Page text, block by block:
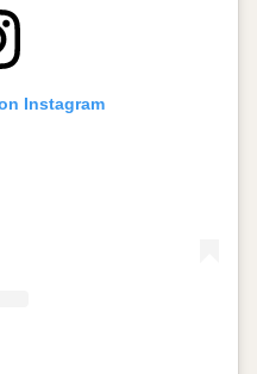
Instagram